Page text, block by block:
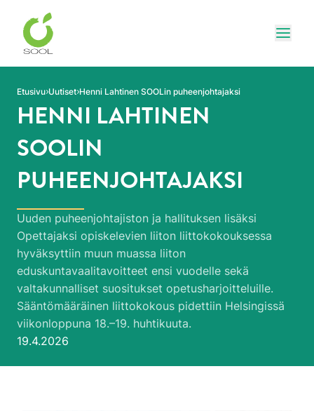
Siirry sivun sisältöön
Etusivu Uutiset Henni Lahtinen SOOLin puheenjohtajaksi
HENNI LAHTINEN
SOOLIN
PUHEENJOHTAJAKSI
Uuden puheenjohtajiston ja hallituksen lisäksi
Opettajaksi opiskelevien liiton liittokokouksessa
hyväksyttiin muun muassa liiton
eduskuntavaalitavoitteet ensi vuodelle sekä
valtakunnalliset suositukset opetusharjoitteluille.
Sääntömääräinen liittokokous pidettiin Helsingissä
viikonloppuna 18.–19. huhtikuuta.
Julkaistu:
19.4.2026